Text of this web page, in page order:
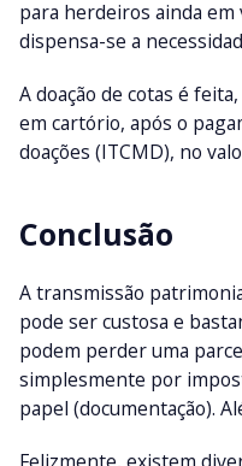
para herdeiros ainda em
dispensa-se a
A doação de cotas é
em cartório, após o
doações (ITCMD), no
Conclusão
A transmissão
pode ser custosa e
podem perder uma
simplesmente por
papel (documentação).